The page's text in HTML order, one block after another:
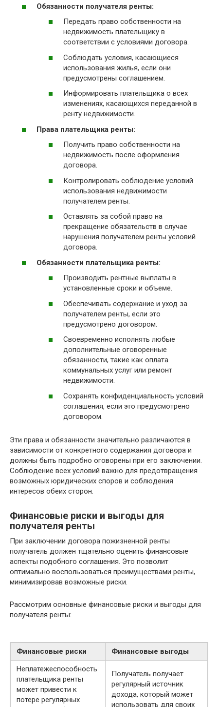
Обязанности получателя ренты:
Передать право собственности на
недвижимость плательщику в
соответствии с условиями договора.
Соблюдать условия, касающиеся
использования жилья, если они
предусмотрены соглашением.
Информировать плательщика о всех
изменениях, касающихся переданной в
ренту недвижимости.
Права плательщика ренты:
Получить право собственности на
недвижимость после оформления
договора.
Контролировать соблюдение условий
использования недвижимости
получателем ренты.
Оставлять за собой право на
прекращение обязательств в случае
нарушения получателем ренты условий
договора.
Обязанности плательщика ренты:
Производить рентные выплаты в
установленные сроки и объеме.
Обеспечивать содержание и уход за
получателем ренты, если это
предусмотрено договором.
Своевременно исполнять любые
дополнительные оговоренные
обязанности, такие как оплата
коммунальных услуг или ремонт
недвижимости.
Сохранять конфиденциальность условий
соглашения, если это предусмотрено
договором.
Эти права и обязанности значительно различаются в
зависимости от конкретного содержания договора и
должны быть подробно оговорены при его заключении.
Соблюдение всех условий важно для предотвращения
возможных юридических споров и соблюдения
интересов обеих сторон.
Финансовые риски и выгоды для
получателя ренты
При заключении договора пожизненной ренты
получатель должен тщательно оценить финансовые
аспекты подобного соглашения. Это позволит
оптимально воспользоваться преимуществами ренты,
минимизировав возможные риски.
Рассмотрим основные финансовые риски и выгоды для
получателя ренты:
Финансовые риски
Финансовые выгоды
Неплатежеспособность
плательщика ренты
может привести к
потере регулярных
Получатель получает
регулярный источник
дохода, который может
использовать для своих